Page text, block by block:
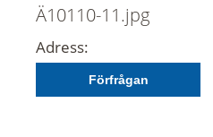
Ä10110-11.jpg
Adress:
Förfrågan